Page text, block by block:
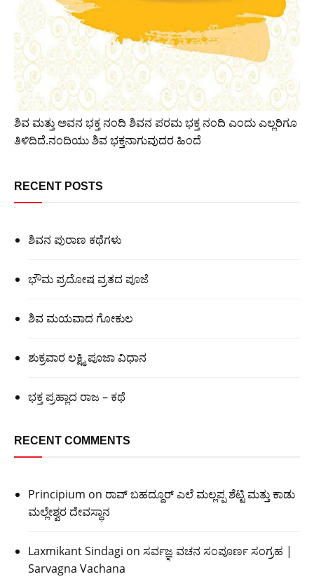
ಶಿವ ಮತ್ತು ಅವನ ಭಕ್ತ ನಂದಿ ಶಿವನ ಪರಮ ಭಕ್ತ ನಂದಿ ಎಂದು ಎಲ್ಲರಿಗೂ
ತಿಳಿದಿದೆ.ನಂದಿಯು ಶಿವ ಭಕ್ತನಾಗುವುದರ ಹಿಂದೆ
RECENT POSTS
ಶಿವನ ಪುರಾಣ ಕಥೆಗಳು
ಭೌಮ ಪ್ರದೋಷ ವ್ರತದ ಪೂಜೆ
ಶಿವ ಮಯವಾದ ಗೋಕುಲ
ಶುಕ್ರವಾರ ಲಕ್ಷ್ಮಿ ಪೂಜಾ ವಿಧಾನ
ಭಕ್ತ ಪ್ರಹ್ಲಾದ ರಾಜ – ಕಥೆ
RECENT COMMENTS
Principium on ರಾವ್ ಬಹದ್ದೂರ್ ಎಲೆ ಮಲ್ಲಪ್ಪ ಶೆಟ್ಟಿ ಮತ್ತು ಕಾಡು
ಮಲ್ಲೇಶ್ವರ ದೇವಸ್ಥಾನ
Laxmikant Sindagi on ಸರ್ವಜ್ಞ ವಚನ ಸಂಪೂರ್ಣ ಸಂಗ್ರಹ |
Sarvagna Vachana